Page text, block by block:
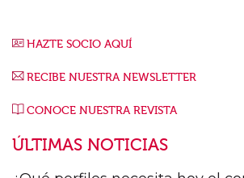
HAZTE SOCIO AQUÍ
RECIBE NUESTRA NEWSLETTER
CONOCE NUESTRA REVISTA
ÚLTIMAS NOTICIAS